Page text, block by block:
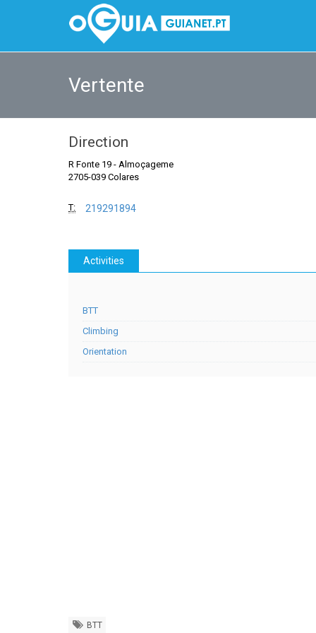
Vertente
Direction
R Fonte 19 - Almoçageme
2705-039 Colares
T: 219291894
Activities
BTT
Climbing
Orientation
BTT